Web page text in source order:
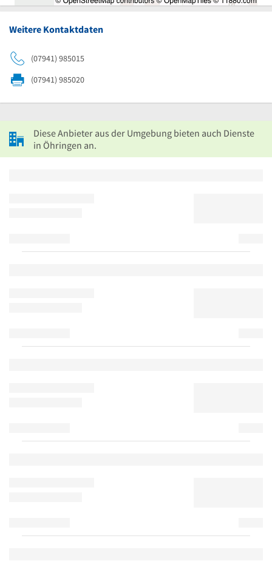
Weitere Kontaktdaten
(07941) 985015
(07941) 985020
Diese Anbieter aus der Umgebung bieten auch Dienste
in Öhringen an.